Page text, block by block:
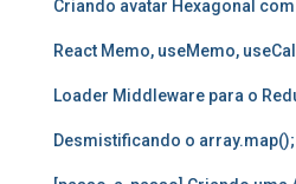
Criando avatar Hexagonal com
React Memo, useMemo,
Loader Middleware para o
Desmistificando o